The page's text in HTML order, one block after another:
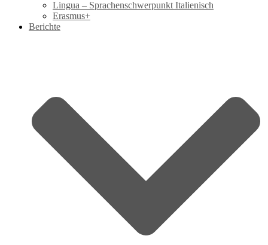
Lingua – Sprachenschwerpunkt Italienisch
Erasmus+
Berichte